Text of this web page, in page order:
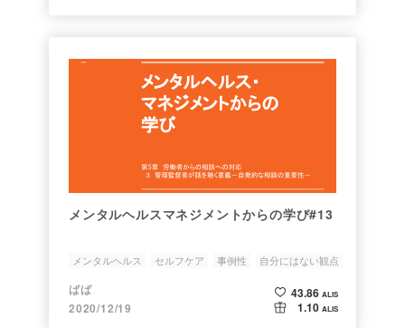
メンタルヘルスマネジメントからの学び#13
メンタルヘルス セルフケア 事例性
自分にはない観点
相談の意義
ばば
2020/12/19
43.86 ALIS
1.10 ALIS